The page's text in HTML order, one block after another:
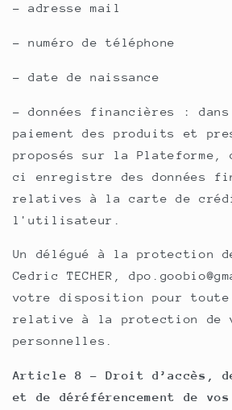
- adresse mail
- numéro de téléphone
- date de naissance
- données financières :
paiement des produits et
proposés sur la Plateforme,
ci enregistre des données
relatives à la carte de
l'utilisateur.
Un délégué à la protection
Cedric TECHER,
votre disposition pour toute
relative à la protection de
personnelles.
Article 8 - Droit d’accès,
et de déréférencement de vos